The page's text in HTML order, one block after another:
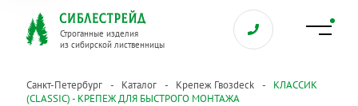
Строганные изделия
из сибирской лиственницы
Санкт-Петербург Каталог Крепеж Гвозdeck
КЛАССИК
(CLASSIC) - КРЕПЕЖ ДЛЯ БЫСТРОГО МОНТАЖА